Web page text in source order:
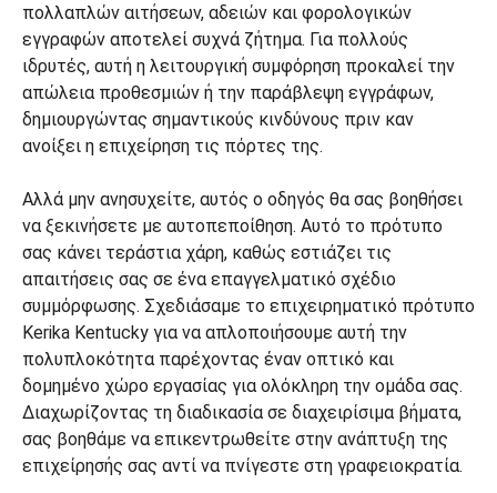
πολλαπλών αιτήσεων, αδειών και φορολογικών
εγγραφών αποτελεί συχνά ζήτημα. Για πολλούς
ιδρυτές, αυτή η λειτουργική συμφόρηση προκαλεί την
απώλεια προθεσμιών ή την παράβλεψη εγγράφων,
δημιουργώντας σημαντικούς κινδύνους πριν καν
ανοίξει η επιχείρηση τις πόρτες της.
Αλλά μην ανησυχείτε, αυτός ο οδηγός θα σας βοηθήσει
να ξεκινήσετε με αυτοπεποίθηση. Αυτό το πρότυπο
σας κάνει τεράστια χάρη, καθώς εστιάζει τις
απαιτήσεις σας σε ένα επαγγελματικό σχέδιο
συμμόρφωσης. Σχεδιάσαμε το επιχειρηματικό πρότυπο
Kerika Kentucky για να απλοποιήσουμε αυτή την
πολυπλοκότητα παρέχοντας έναν οπτικό και
δομημένο χώρο εργασίας για ολόκληρη την ομάδα σας.
Διαχωρίζοντας τη διαδικασία σε διαχειρίσιμα βήματα,
σας βοηθάμε να επικεντρωθείτε στην ανάπτυξη της
επιχείρησής σας αντί να πνίγεστε στη γραφειοκρατία.